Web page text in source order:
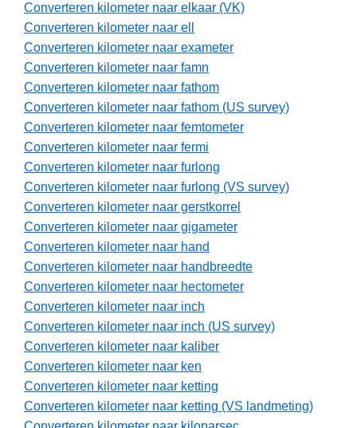
Converteren kilometer naar elkaar (VK)
Converteren kilometer naar ell
Converteren kilometer naar exameter
Converteren kilometer naar famn
Converteren kilometer naar fathom
Converteren kilometer naar fathom (US survey)
Converteren kilometer naar femtometer
Converteren kilometer naar fermi
Converteren kilometer naar furlong
Converteren kilometer naar furlong (VS survey)
Converteren kilometer naar gerstkorrel
Converteren kilometer naar gigameter
Converteren kilometer naar hand
Converteren kilometer naar handbreedte
Converteren kilometer naar hectometer
Converteren kilometer naar inch
Converteren kilometer naar inch (US survey)
Converteren kilometer naar kaliber
Converteren kilometer naar ken
Converteren kilometer naar ketting
Converteren kilometer naar ketting (VS landmeting)